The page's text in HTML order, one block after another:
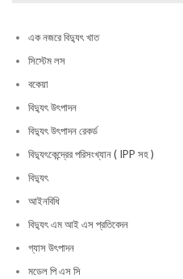
এক নজরে বিদ্যুৎ খাত
সিস্টেম লস
বকেয়া
বিদ্যুৎ উৎপাদন
বিদ্যুৎ উৎপাদন রেকর্ড
বিদ্যুৎকেন্দ্রের পরিসংখ্যান ( IPP সহ )
বিদ্যুৎ
আইনবিধি
বিদ্যুৎ এম আই এস প্রতিবেদন
গ্যাস উৎপাদন
মডেল পি এস সি